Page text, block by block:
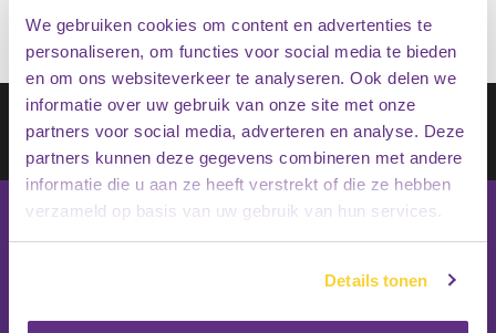
We gebruiken cookies om content en advertenties te
personaliseren, om functies voor social media te bieden
en om ons websiteverkeer te analyseren. Ook delen we
informatie over uw gebruik van onze site met onze
partners voor social media, adverteren en analyse. Deze
partners kunnen deze gegevens combineren met andere
informatie die u aan ze heeft verstrekt of die ze hebben
verzameld op basis van uw gebruik van hun services.
Details tonen
Schrijf je in op onze nieuwsbrief
Inschrijven